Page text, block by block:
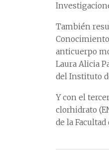
También
anticuerpo
Laura Alicia
del Instituto
Y con el
clorhidrato
de la